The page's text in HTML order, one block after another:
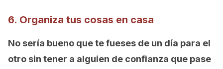
6. Organiza tus cosas en casa
No sería bueno que te fueses de un día para el
otro sin tener a alguien de confianza que pase